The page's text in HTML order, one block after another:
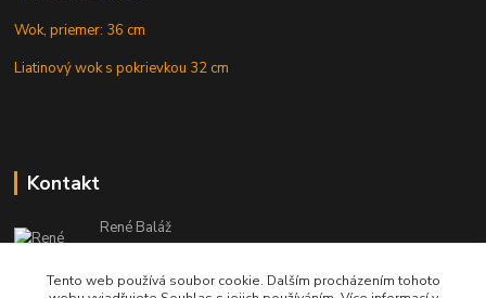
Wok, priemer: 36 cm
Liatinový wok s pokrievkou 32 cm
Kontakt
René Baláž
Eshop: +421 902 212 007
od 8:00 - do 16:00 hod
Tento web používá soubor cookie. Dalším procházením tohoto